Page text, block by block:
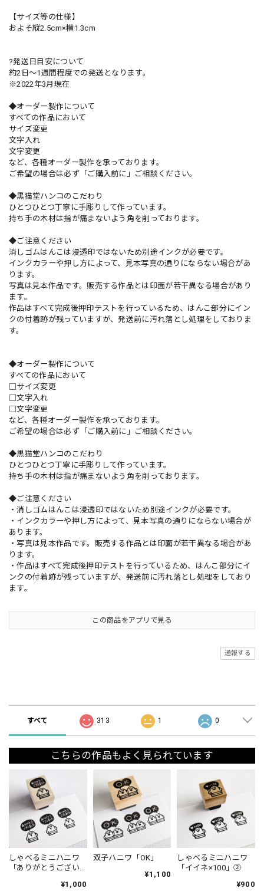
【サイズ等の仕様】
およそ縦2.5cm×横1.3cm
?発送日目安について
約2日〜1週間程度での発送となります。
※2022年3月現在
◆オーダー製作について
すべての作品において
サイズ変更
文字入れ
文字変更
など、各種オーダー製作を承っております。
ご希望の場合は必ず「ご購入前に」ご相談ください。
◆黒猫堂ハンコのこだわり
ひとつひとつ丁寧に手彫りして作っています。
持ち手の木材は指が痛まないよう角を削っております。
◆ご注意ください
消しゴムはんこは浸透印ではないため別途インクが必要です。
インクカラーや押し方によって、見本写真の通りにならない場合があ
ります。
写真は見本作品です。販売する作品とは印面が若干異なる場合があり
ます。
作品はすべて完成後押印テストを行っているため、はんこ部分にイン
クの付着跡が残っていますが、発送前に汚れ落とし処理をしておりま
す。
◆オーダー製作について
すべての作品において
□サイズ変更
□文字入れ
□文字変更
など、各種オーダー製作を承っております。
ご希望の場合は必ず「ご購入前に」ご相談ください。
◆黒猫堂ハンコのこだわり
ひとつひとつ丁寧に手彫りして作っています。
持ち手の木材は指が痛まないよう角を削っております。
◆ご注意ください
・消しゴムはんこは浸透印ではないため別途インクが必要です。
・インクカラーや押し方によって、見本写真の通りにならない場合が
あります。
・写真は見本作品です。販売する作品とは印面が若干異なる場合があ
ります。
・作品はすべて完成後押印テストを行っているため、はんこ部分にイ
ンクの付着跡が残っていますが、発送前に汚れ落とし処理をしており
ます。
この商品をアプリで見る
通報する
すべて 313 1 0
こちらの作品もよく見られています
しゃべるミニハニワ
「ありがとうござい
¥1,000
双子ハニワ「OK」
¥1,100
しゃべるミニハニワ
「イイネ×100」②
¥900